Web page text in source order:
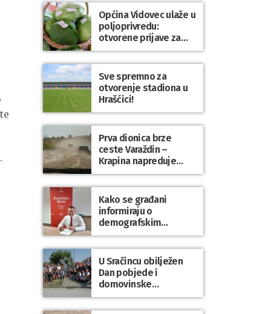
Općina Vidovec ulaže u
poljoprivredu:
otvorene prijave za
općinske potpore
Sve spremno za
otvorenje stadiona u
Hrašćici!
Prva dionica brze
ceste Varaždin –
Krapina napreduje
prema planu
Kako se građani
informiraju o
demografskim
mjerama? Sudjelujte u
istraživanju!
U Sračincu obilježen
Dan pobjede i
domovinske
zahvalnosti te Dan
hrvatskih branitelja